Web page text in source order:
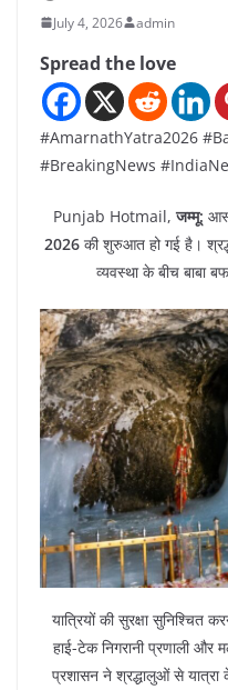
July 4, 2026 admin
Spread the love
#AmarnathYatra2026
#BreakingNews
Punjab Hotmail,जम्मू:
2026 की शुरुआत हो गई है।
व्यवस्था के बीच बाबा
यात्रियों की सुरक्षा सुनिश्चित
हाई-टेक निगरानी प्रणाली और
प्रशासन ने श्रद्धालुओं से यात्रा के